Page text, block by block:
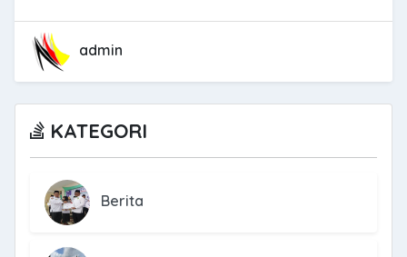
admin
KATEGORI
Berita